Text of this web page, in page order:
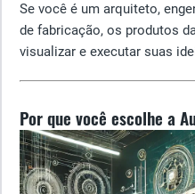
Se você é um arquiteto,
de fabricação, os produtos
visualizar e executar suas
Por que você escolhe a